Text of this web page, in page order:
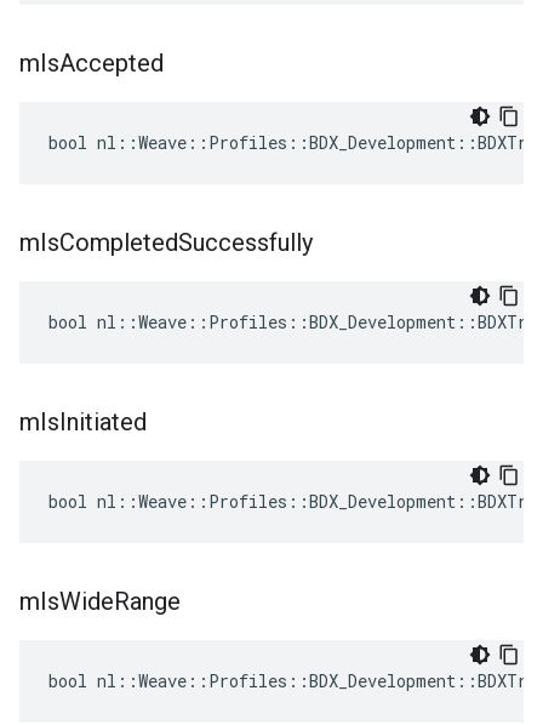
mIsAccepted
bool
mIsCompletedSuccessfully
bool
mIsInitiated
bool
mIsWideRange
bool